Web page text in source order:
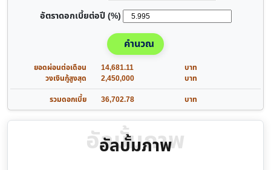
อัตราดอกเบี้ยต่อปี (%)
คำนวณ
ยอดผ่อนต่อเดือน 14,681.11
บาท
วงเงินกู้สูงสุด
2,450,000
บาท
รวมดอกเบี้ย
36,702.78 บาท
อัลบั้มภาพ
อัลบั้มภาพ